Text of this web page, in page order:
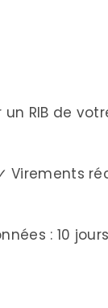
RIB de
Virements
: 10